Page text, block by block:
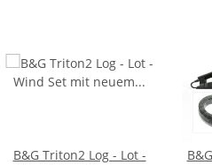
B&G Triton2 Log - Lot -